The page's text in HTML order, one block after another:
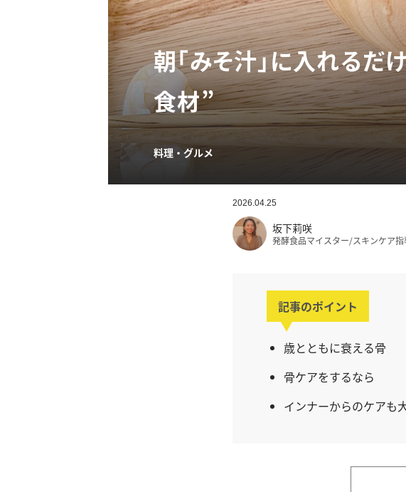
朝「みそ汁」に入れるだ
食材”
料理・グルメ
2026.04.25
坂下莉咲
発酵食品マイスター/スキンケア指
記事のポイント
歳とともに衰える骨
骨ケアをするなら
インナーからのケアも